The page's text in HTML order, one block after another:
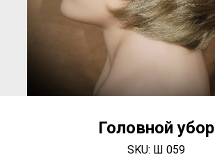
Головной убор
SKU: Ш 059